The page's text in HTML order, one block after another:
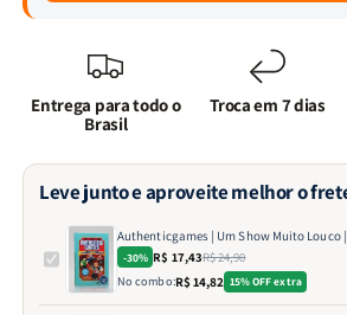
Entrega para todo o
Brasil
Troca em 7 dias
Leve junto e aproveite melhor o
Authenticgames | Um Show Muito Louco
-30% R$ 17,43R$ 24,90
No combo:R$ 14,82 15% OFF extra